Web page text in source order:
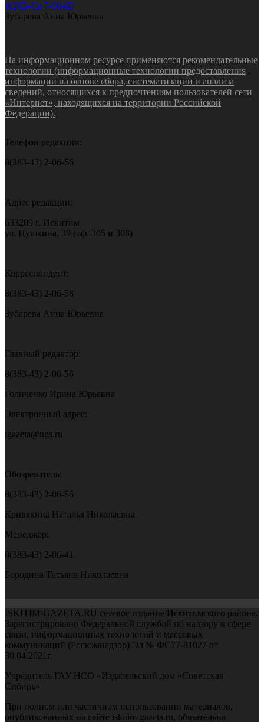
8(383-43) 7-90-60
Зубарева Анна Юрьевна
На информационном ресурсе применяются рекомендательные
технологии (информационные технологии предоставления
информации на основе сбора, систематизации и анализа
сведений, относящихся к предпочтениям пользователей сети
«Интернет», находящихся на территории Российской
Федерации).
Телефон редакции:
8(383-43) 2-06-56
Адрес редакции:
633209 г. Искитим
ул. Пушкина, 39 (оф. 305 и 308)
Корреспондент:
8(383-43) 2-06-58
Зубарева Анна Юрьевна
Главный редактор:
8(383-43) 2-06-56
Голиченко Ирина Юрьевна
Электронный адрес:
igazeta@ngs.ru
Обозреватель:
8(383-43) 2-06-56
Кривякина Наталья Николаевна
Менеджер:
8(383-43) 2-06-41
Бородина Татьяна Николаевна
ISKITIM-GAZETA.RU сетевое издание Искитимского района.
Зарегистрировано Федеральной службой по надзору в сфере
связи, информационных технологий и массовых
коммуникаций (Роскомнадзор) Эл № ФС77-81027 от
30.04.2021г.
Учредитель ГАУ НСО «Издательский дом «Советская
Сибирь»
При полном или частичном использовании материалов,
опубликованных на сайте iskitim-gazeta.ru, обязательна